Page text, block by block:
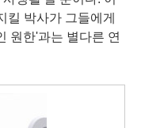
킬 박사가 그들에게
원한'과는 별다른 연